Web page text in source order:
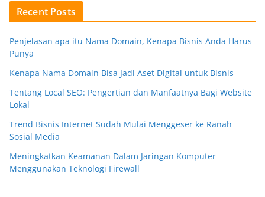
Recent Posts
Penjelasan apa itu Nama Domain, Kenapa Bisnis Anda Harus
Punya
Kenapa Nama Domain Bisa Jadi Aset Digital untuk Bisnis
Tentang Local SEO: Pengertian dan Manfaatnya Bagi Website
Lokal
Trend Bisnis Internet Sudah Mulai Menggeser ke Ranah
Sosial Media
Meningkatkan Keamanan Dalam Jaringan Komputer
Menggunakan Teknologi Firewall